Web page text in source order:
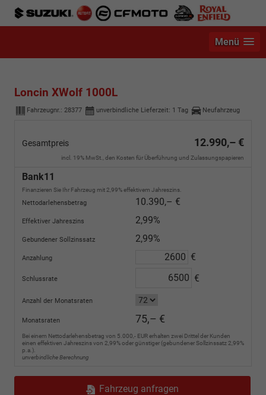
Menü
Loncin XWolf 1000L
Fahrzeugnr.: 28377 unverbindliche Lieferzeit: 1 Tag Neufahrzeug
Gesamtpreis 12.990,– €
incl. 19% MwSt., den Kosten für Überführung und Zulassungspapieren
Bank11
Finanzieren Sie Ihr Fahrzeug mit 2,99% effektivem Jahreszins.
Nettodarlehensbetrag 10.390,– €
Effektiver Jahreszins 2,99%
Gebundener Sollzinssatz 2,99%
Anzahlung €
Schlussrate €
Anzahl der Monatsraten
Monatsraten 75,– €
Bei einem Nettodarlehensbetrag von 5.000,- EUR erhalten zwei Drittel der Kunden
einen effektiven Jahreszins von 2,99% oder günstiger (gebundener Sollzinssatz 2,99%
p.a.).
unverbindliche Berechnung
Fahrzeug anfragen